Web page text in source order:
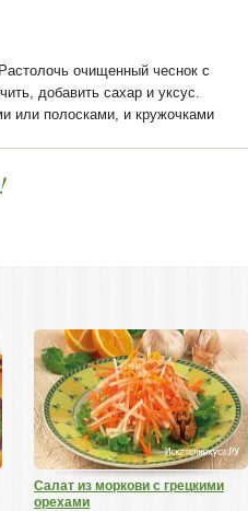
очищенный чеснок с
добавить сахар и уксус.
или полосками, и кружочками
Салат из моркови с грецкими
орехами